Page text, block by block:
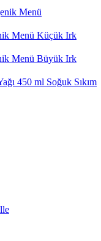
Menü
Menü Küçük Irk
Menü Büyük Irk
450 ml Soğuk Sıkım